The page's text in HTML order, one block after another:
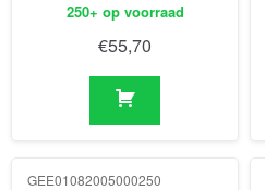
250+ op voorraad
€55,70
GEE01082005000250